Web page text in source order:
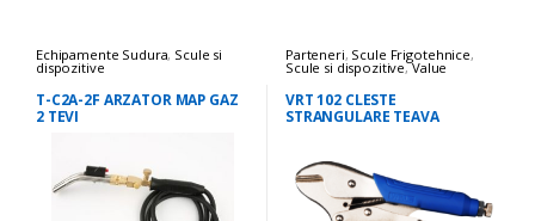
Echipamente Sudura, Scule si
dispozitive
T-C2A-2F ARZATOR MAP GAZ
2 TEVI
Parteneri, Scule Frigotehnice,
Scule si dispozitive,Value
VRT 102 CLESTE
STRANGULARE TEAVA